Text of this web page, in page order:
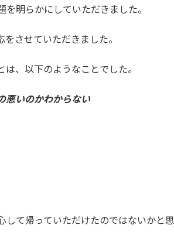
明らかにしていただきました。
させていただきました。
、以下のようなことでした。
悪いのかわからない
て帰っていただけたのではないかと思